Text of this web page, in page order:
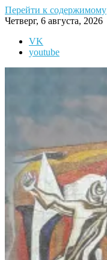
Перейти к содержимому
Четверг, 6 августа, 2026
VK
youtube